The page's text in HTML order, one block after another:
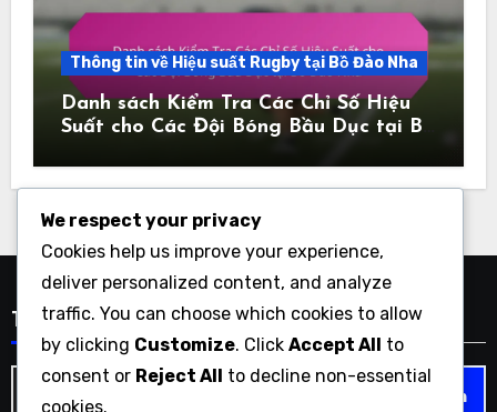
Thông tin về Hiệu suất Rugby tại Bồ Đào Nha
Danh sách Kiểm Tra Các Chỉ Số Hiệu
Suất cho Các Đội Bóng Bầu Dục tại Bồ
Tìm Kiếm
Search
We respect your privacy
Cookies help us improve your experience,
deliver personalized content, and analyze
traffic. You can choose which cookies to allow
by clicking Customize. Click Accept All to
consent or Reject All to decline non-essential
cookies.